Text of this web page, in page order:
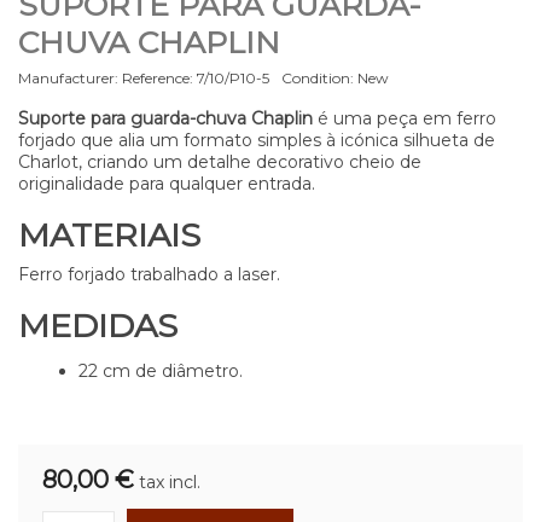
CHUVA CHAPLIN
Manufacturer: Reference: 7/10/P10-5 Condition: New
Suporte para guarda-chuva Chaplin é uma peça em ferro
forjado que alia um formato simples à icónica silhueta de
Charlot, criando um detalhe decorativo cheio de
originalidade para qualquer entrada.
MATERIAIS
Ferro forjado trabalhado a laser.
MEDIDAS
22 cm de diâmetro.
80,00 € tax incl.